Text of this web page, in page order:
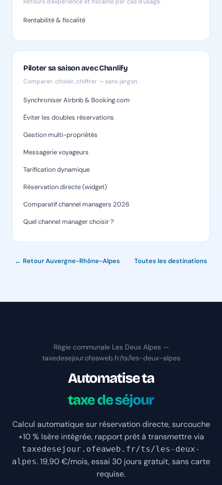
Rentabilité & fiscalité
Piloter sa saison avec Chanlify
Comparer, choisir, chiffrer — sans jargon.
Synchroniser Airbnb & Booking.com
Éviter les doubles réservations
Gestion multi-propriétés
Messagerie voyageurs
Tarification dynamique
Réservation directe (widget)
Comparatif channel managers 2026
Quel channel manager choisir ?
← Retour Auvergne-Rhône-Alpes Toutes les destinations
Régie communale Les Deux Alpes —
taxedesejour.ofeaweb.fr/ts/les-deux-alpes
Automatise ta
taxe de séjour
Calcul automatique sur réservation directe, surcouche
+10 % Isère intégrée, rapport prêt à transmettre via
taxedesejour.ofeaweb.fr/ts/les-deux-
alpes. 19,90 €/mois, essai 30 jours gratuit, sans carte
requise.